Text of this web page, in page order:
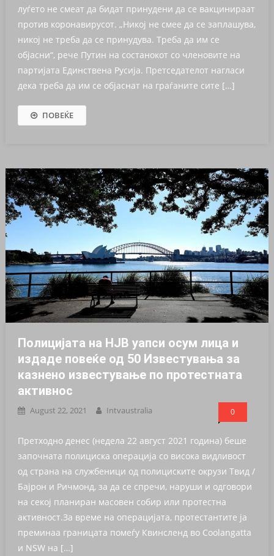
луѓето не смеат да бидат принудени да се вакцинираат
против коронавирусот. „Никој не смее да се заплашува,
никој не треба да се принудува. Треба да им се
објасни“, рече Путин на состанокот со членовите на
партијата Единствена Русија. Претседателот нагласи
дека треба да им се објаснат на граѓаните сите […]
ПОВЕЌЕ
Полицијата на НЈВ уапси осум лица и
издаде повеќе од 50 Известувања за
казнено известување по протестната
активнос
August 22, 2021 Intvaustralia 0
Претходно денес (недела 22 август 2021 година) беше
започната полициска операција со висока видливост
од страна на службеници од полициските окрузи Твид /
Бајрон и Ричмонд, за да се спречи, наруши и одговори
на секој планиран масовен собир или протестна
активност.За време на операцијата, протестантите ја
преминаа границата помеѓу Квинсленд во Coolangatta
и NSW на […]